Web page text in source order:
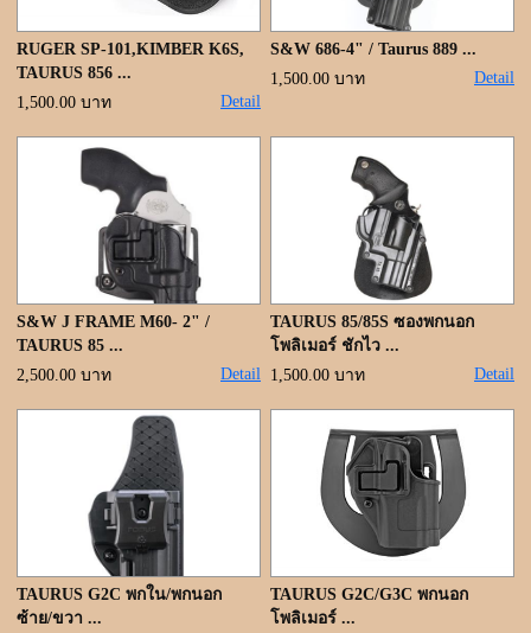
RUGER SP-101,KIMBER K6S,
TAURUS 856 ...
1,500.00 บาท
Detail
S&W 686-4" / Taurus 889 ...
1,500.00 บาท
Detail
S&W J FRAME M60- 2" /
TAURUS 85 ...
2,500.00 บาท
Detail
TAURUS 85/85S ซองพกนอก
โพลิเมอร์ ชักไว ...
1,500.00 บาท
Detail
TAURUS G2C พกใน/พกนอก
ซ้าย/ขวา ...
TAURUS G2C/G3C พกนอก
โพลิเมอร์ ...